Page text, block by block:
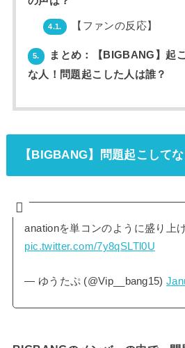
4.1. 【ファンの反応】
5.
まとめ：【BIGBANG】起
な人！問題起こした人は誰？
【BIGBANG】問題起こして
anationを単コンのように盛り上
pic.twitter.com/7y8qSLTl0U
— ゆうたぷ (@Vip__bang15)